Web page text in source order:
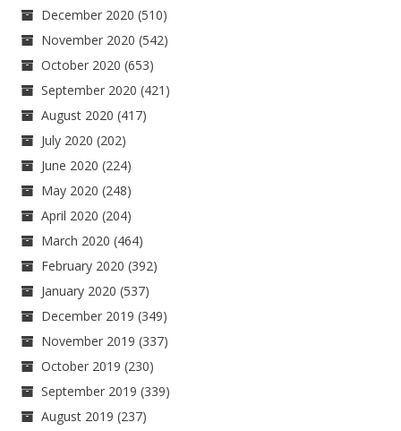
December 2020 (510)
November 2020 (542)
October 2020 (653)
September 2020 (421)
August 2020 (417)
July 2020 (202)
June 2020 (224)
May 2020 (248)
April 2020 (204)
March 2020 (464)
February 2020 (392)
January 2020 (537)
December 2019 (349)
November 2019 (337)
October 2019 (230)
September 2019 (339)
August 2019 (237)